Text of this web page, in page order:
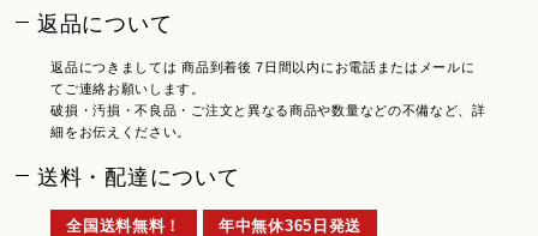
返品について
返品につきましては 商品到着後 7日間以内にお電話またはメールに
てご連絡お願いします。
破損・汚損・不良品・ご注文と異なる商品や数量などの不備など、詳
細をお伝えください。
送料・配達について
全国送料無料！ 年中無休365日発送